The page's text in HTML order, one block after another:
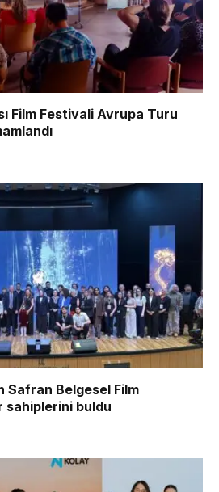
Film Festivali Avrupa Turu
Safran Belgesel Film
sahiplerini buldu